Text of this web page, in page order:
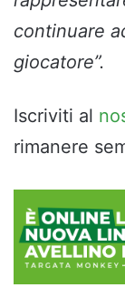
continuare
giocatore”.
Iscriviti al
rimanere